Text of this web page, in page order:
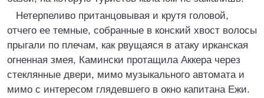
Нетерпеливо пританцовывая и крутя головой,
отчего ее темные, собранные в конский хвост волосы
прыгали по плечам, как рвущаяся в атаку ирканская
огненная змея, Камински протащила Аккера через
стеклянные двери, мимо музыкального автомата и
мимо с интересом глядевшего в окно капитана Ежи.